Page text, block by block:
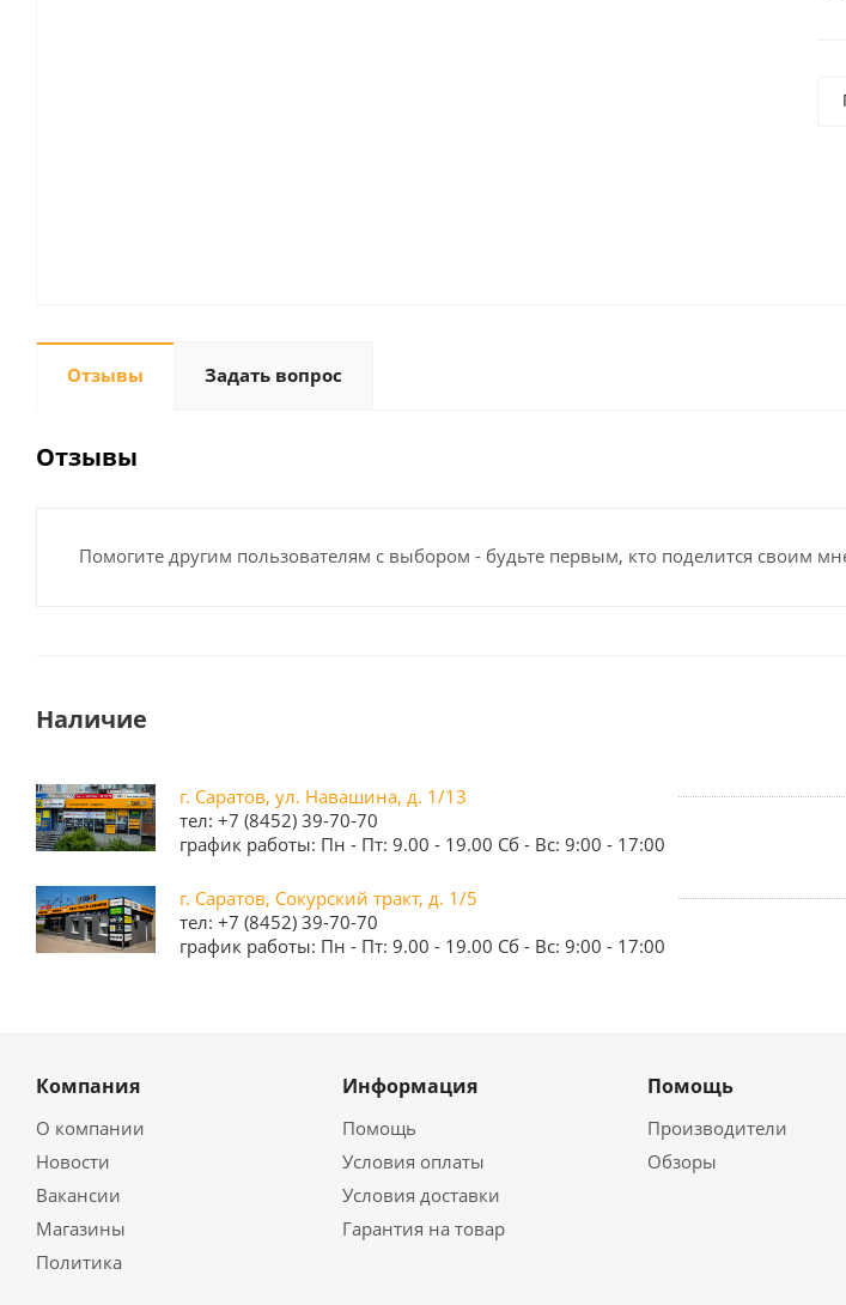
Отзывы Задать вопрос
Отзывы
Помогите другим пользователям с выбором - будьте первым, кто поделится своим
Наличие
г. Саратов, ул. Навашина, д. 1/13
тел: +7 (8452) 39-70-70
график работы: Пн - Пт: 9.00 - 19.00 Сб - Вс: 9:00 - 17:00
г. Саратов, Сокурский тракт, д. 1/5
тел: +7 (8452) 39-70-70
график работы: Пн - Пт: 9.00 - 19.00 Сб - Вс: 9:00 - 17:00
Компания
О компании
Новости
Вакансии
Магазины
Политика
Информация
Помощь
Условия оплаты
Условия доставки
Гарантия на товар
Помощь
Производители
Обзоры